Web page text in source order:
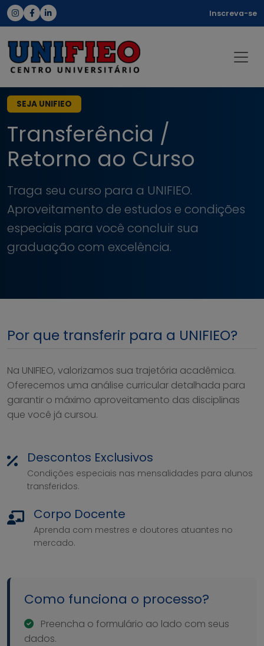
Inscreva-se
SEJA UNIFIEO
Transferência /
Retorno ao Curso
Traga seu curso para a UNIFIEO.
Aproveitamento de estudos e condições
especiais para você concluir sua
graduação com excelência.
Por que transferir para a UNIFIEO?
Na UNIFIEO, valorizamos sua trajetória acadêmica.
Oferecemos uma análise curricular detalhada para
garantir o máximo aproveitamento das disciplinas
que você já cursou.
Descontos Exclusivos
Condições especiais nas mensalidades para alunos
transferidos.
Corpo Docente
Aprenda com mestres e doutores atuantes no
mercado.
Como funciona o processo?
Preencha o formulário ao lado com seus
dados.